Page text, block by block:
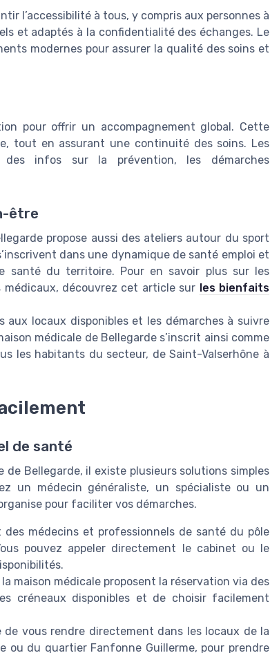
l’accessibilité à tous, y compris aux personnes à
et adaptés à la confidentialité des échanges. Le
modernes pour assurer la qualité des soins et
pour offrir un accompagnement global. Cette
tout en assurant une continuité des soins. Les
des infos sur la prévention, les démarches
être
propose aussi des ateliers autour du sport
dans une dynamique de santé emploi et
santé du territoire. Pour en savoir plus sur les
découvrez cet article sur les bienfaits
aux locaux disponibles et les démarches à suivre
médicale de Bellegarde s’inscrit ainsi comme
les habitants du secteur, de Saint-Valserhône à
de santé
de Bellegarde, il existe plusieurs solutions simples
un médecin généraliste, un spécialiste ou un
pour faciliter vos démarches.
des médecins et professionnels de santé du pôle
pouvez appeler directement le cabinet ou le
maison médicale proposent la réservation via des
créneaux disponibles et de choisir facilement
de vous rendre directement dans les locaux de la
ou du quartier Fanfonne Guillerme, pour prendre